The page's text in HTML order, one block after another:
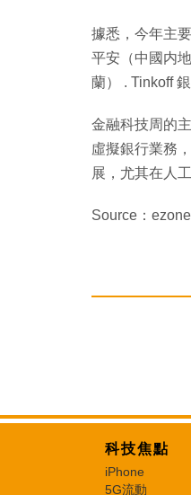
據悉，今年主
平安（中國内
蘭） . Tinkoff
金融科技周的
虛擬銀行業務
展，尤其在人
Source：
科技焦點
iPhone
5G流動